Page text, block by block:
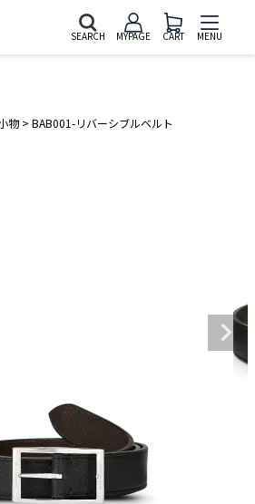
SEARCH MYPAGE CART MENU
物 BAB001-リバーシブルベルト